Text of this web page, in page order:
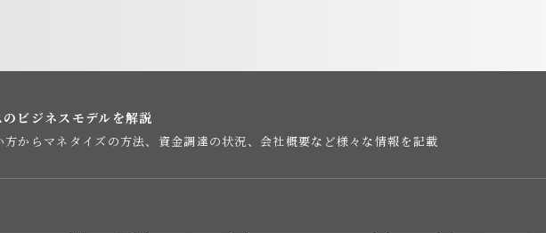
ビジネスモデルを解説
方からマネタイズの方法、資金調達の状況、会社概要など様々な情報を記載